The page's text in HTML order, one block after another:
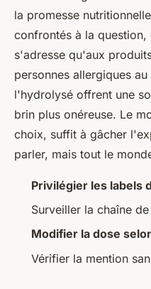
la promesse
confrontés à la
s'adresse qu'aux
personnes allergiques
l'hydrolysé offrent une
brin plus onéreuse. Le
choix, suffit à gâcher
parler, mais tout le
Privilégier les labels
Surveiller la chaîne
Modifier la dose
Vérifier la mention